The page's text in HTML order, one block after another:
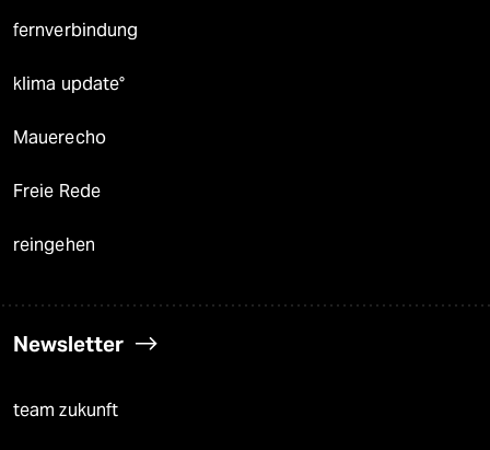
fernverbindung
klima update°
Mauerecho
Freie Rede
reingehen
Newsletter
team zukunft